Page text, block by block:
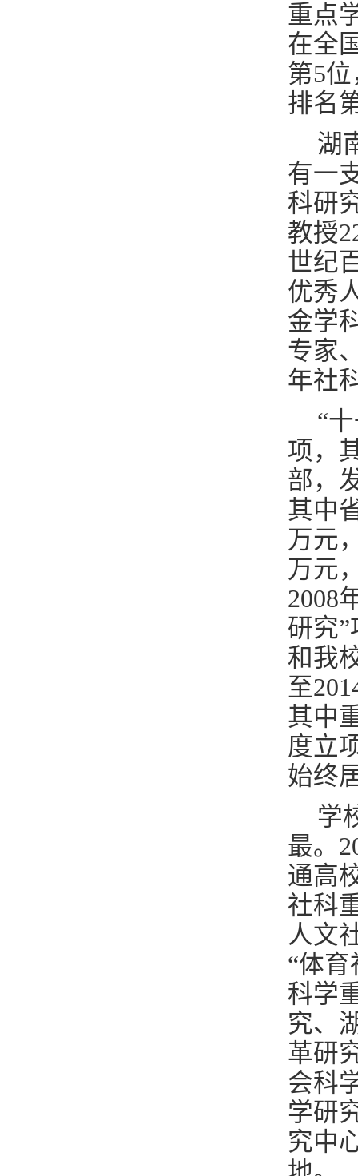
重点
在全
第5
排名
湖
有一
科研
教授
世纪
优秀
金学
专家
年社
“
项，
部，
其中
万元
万元
2008
研究
和我
至
其中
度立
始终
学
最。
通高
社科
人文
“体
科学
究、
革研
会科
学研
究中